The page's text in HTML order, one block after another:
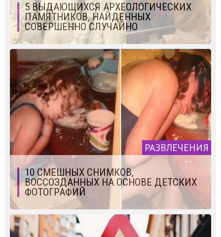
5 ВЫДАЮЩИХСЯ АРХЕОЛОГИЧЕСКИХ
ПАМЯТНИКОВ, НАЙДЕННЫХ
СОВЕРШЕННО СЛУЧАЙНО
РАЗВЛЕЧЕНИЯ
10 СМЕШНЫХ СНИМКОВ,
ВОССОЗДАННЫХ НА ОСНОВЕ ДЕТСКИХ
ФОТОГРАФИЙ